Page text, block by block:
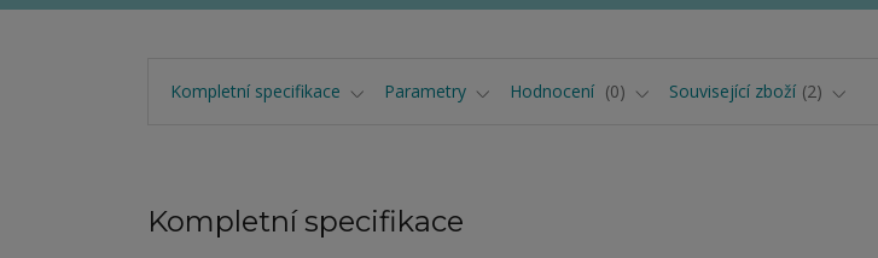
Kompletní specifikace Parametry Hodnocení 0 Související zboží 2
Kompletní specifikace